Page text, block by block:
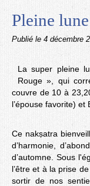
Pleine
Publié le 4 décembre
La super pleine
Rouge », qui
couvre de 10 à
l’épouse favorite)
Ce nakṣatra
d’harmonie,
d’automne. Sous
l’être et à la prise
sortir de nos